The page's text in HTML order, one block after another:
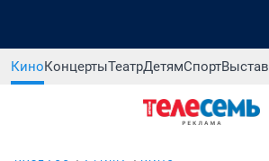
КиноКонцертыТеатрДетямСпорт